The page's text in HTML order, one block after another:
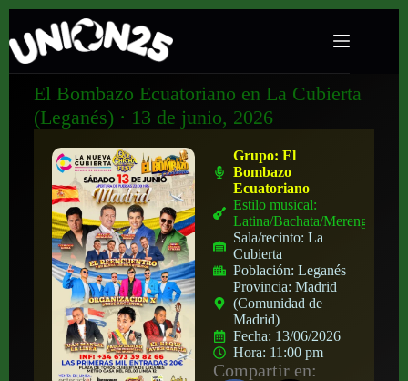
El Bombazo Ecuatoriano en La Cubierta
(Leganés) · 13 de junio, 2026
Grupo:El
Bombazo
Ecuatoriano
Estilo musical:
Latina/Bachata/Merengue
Sala/recinto:La
Cubierta
Población:Leganés
Provincia:Madrid
(Comunidad de
Madrid)
Fecha: 13/06/2026
Hora: 11:00 pm
Compartir en: